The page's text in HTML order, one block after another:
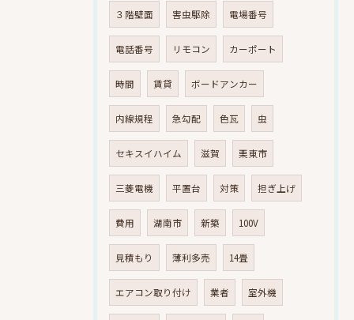
３階壁面 害虫駆除 電場番号
電話番号 リモコン カーポート
時間 賃貸 ボードアンカー
内線規程 急勾配 色瓦 虫
セキスイハイム 滋賀 栗東市
三菱電機 平置台 対策 担ぎ上げ
費用 湖南市 新築 100V
見積もり 薄利多売 14畳
エアコン取り付け 業者 室外機